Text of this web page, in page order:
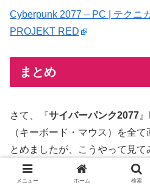
Cyberpunk 2077 – PC | テクニ
PROJEKT RED
まとめ
さて、『サイバーパンク2077
（キーボード・マウス）を全
とめましたが、こうやって見
イの操作方法で一番よく使う
ーバインド
」ではないでしょう
メニュー ホーム 検索